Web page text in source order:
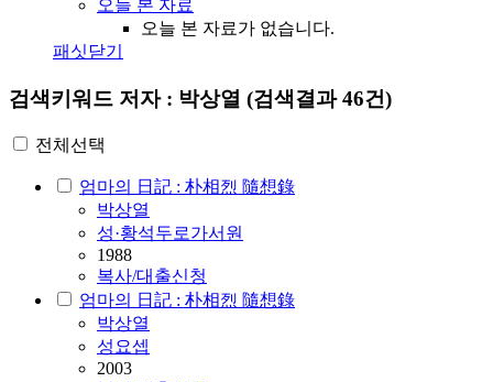
오늘 본 자료
오늘 본 자료가 없습니다.
패싯닫기
검색키워드 저자 : 박상열 (검색결과 46건)
전체선택
엄마의 日記 : 朴相烈 隨想錄
박상열
성·황석두로가서원
1988
복사/대출신청
엄마의 日記 : 朴相烈 隨想錄
박상열
성요셉
2003